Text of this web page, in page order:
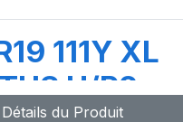
111Y XL
H/P2
Détails du Produit